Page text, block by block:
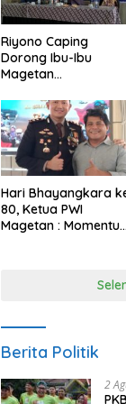
Riyono Caping
Dorong Ibu-Ibu
Magetan
Ikan, Perkuat
Gemar Makan Ikan
Hari Bhayangkara
80, Ketua PWI
Magetan : Momentum
Berita Politik
2